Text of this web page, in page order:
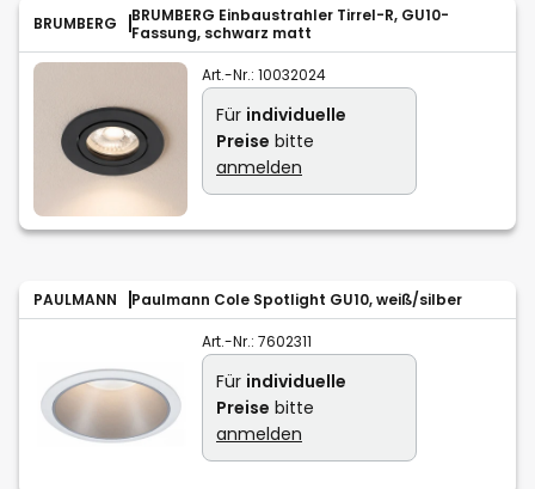
BRUMBERG
BRUMBERG Einbaustrahler Tirrel-R, GU10-
Fassung, schwarz matt
Art.-Nr.: 10032024
Für individuelle
Preise bitte
anmelden
PAULMANN Paulmann Cole Spotlight GU10, weiß/silber
Art.-Nr.: 7602311
Für individuelle
Preise bitte
anmelden